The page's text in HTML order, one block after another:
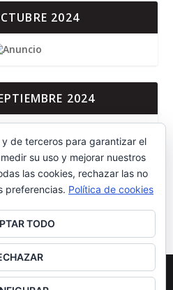
2024
2024
AGOSTO 2024
LOS DERECHOS RESERVADOS
de terceros para garantizar el
su uso y mejorar nuestros
las cookies, rechazar las no
preferencias. Política de cookies
TODO